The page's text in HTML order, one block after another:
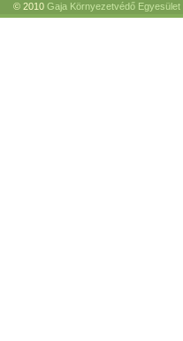
© 2010 Gaja Környezetvédő Egyesület